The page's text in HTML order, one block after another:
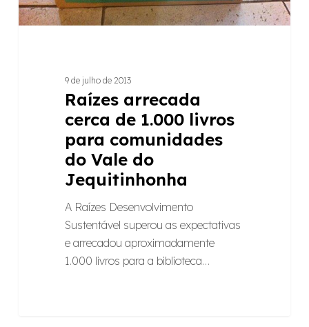
do
Jequitinhonha
9 de julho de 2013
Raízes arrecada
cerca de 1.000 livros
para comunidades
do Vale do
Jequitinhonha
A Raízes Desenvolvimento
Sustentável superou as expectativas
e arrecadou aproximadamente
1.000 livros para a biblioteca…